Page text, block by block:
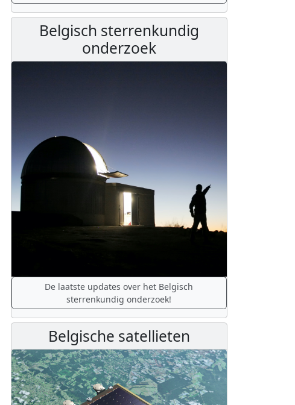
Belgisch sterrenkundig
onderzoek
De laatste updates over het Belgisch
sterrenkundig onderzoek!
Belgische satellieten